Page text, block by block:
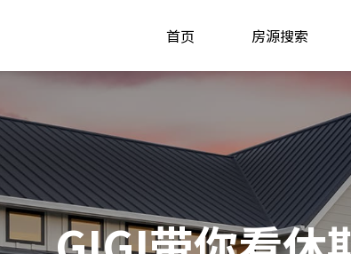
首页 房源搜索